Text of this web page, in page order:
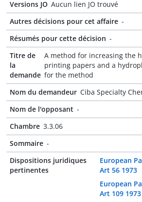
Versions JO Aucun lien JO trouvé
Autres décisions pour cet affaire -
Résumés pour cette décision -
Titre de
la
demande
A method for increasing the
printing papers and a
for the method
Nom du demandeur Ciba Specialty
Nom de l'opposant -
Chambre 3.3.06
Sommaire -
Dispositions juridiques
pertinentes
European
Art 56 1973
European
Art 109 1973